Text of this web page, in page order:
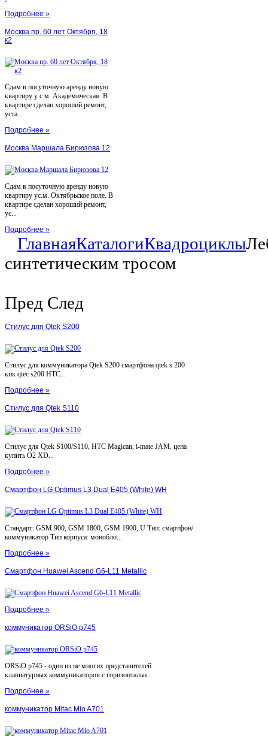
Подробнее »
Москва пр. 60 лет Октября, 18
к2
Сдам в посуточную аренду новую
квартиру у с.м. Академическая. В
квартире сделан хороший ремонт,
уста...
Подробнее »
Москва Маршала Бирюзова 12
Сдам в посуточную аренду новую
квартиру ус.м. Октябрьское поле. В
квартире сделан хороший ремонт,
ус...
Подробнее »
ГлавнаяКаталогиКвадроциклы
синтетическим тросом
Пред След
Стилус для Qtek S200
Стилус для коммуникатора Qtek S200 смартфона qtek s 200
кпк qtec s200 HTC...
Подробнее »
Стилус для Qtek S110
Стилус для Qtek S100/S110, HTC Magican, i-mate JAM, цена
купить O2 XD...
Подробнее »
Смартфон LG Optimus L3 Dual E405 (White) WH
Стандарт: GSM 900, GSM 1800, GSM 1900, U Тип: смартфон/
коммуникатор Тип корпуса: монобло...
Подробнее »
Смартфон Huawei Ascend G6-L11 Metallic
Подробнее »
коммуникатор ORSiO p745
ORSiO p745 - один из не многих представителей
клавиатурных коммуникаторов с горизонтальн...
Подробнее »
коммуникатор Mitac Mio A701